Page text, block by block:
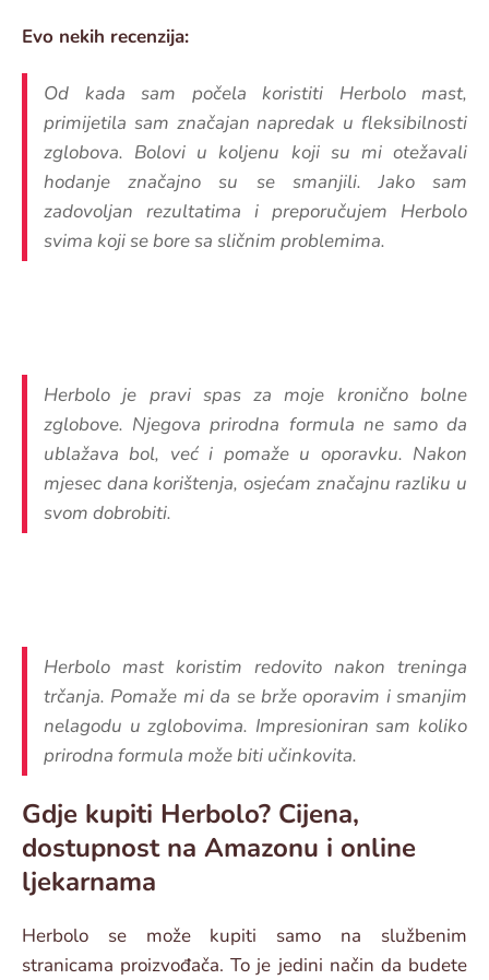
Evo nekih recenzija:
Od kada sam počela koristiti Herbolo mast,
primijetila sam značajan napredak u fleksibilnosti
zglobova. Bolovi u koljenu koji su mi otežavali
hodanje značajno su se smanjili. Jako sam
zadovoljan rezultatima i preporučujem Herbolo
svima koji se bore sa sličnim problemima.
Herbolo je pravi spas za moje kronično bolne
zglobove. Njegova prirodna formula ne samo da
ublažava bol, već i pomaže u oporavku. Nakon
mjesec dana korištenja, osjećam značajnu razliku u
svom dobrobiti.
Herbolo mast koristim redovito nakon treninga
trčanja. Pomaže mi da se brže oporavim i smanjim
nelagodu u zglobovima. Impresioniran sam koliko
prirodna formula može biti učinkovita.
Gdje kupiti Herbolo? Cijena,
dostupnost na Amazonu i online
ljekarnama
Herbolo se može kupiti samo na službenim
stranicama proizvođača. To je jedini način da budete